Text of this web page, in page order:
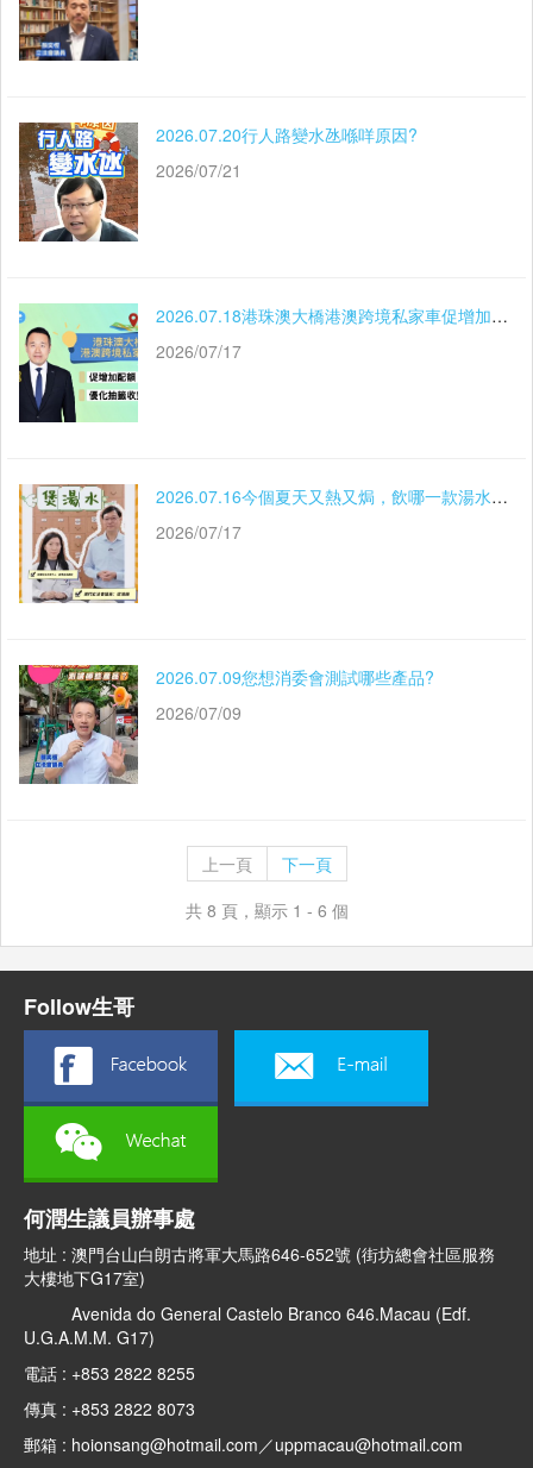
2026.07.20行人路變水氹喺咩原因?
2026/07/21
2026.07.18港珠澳大橋港澳跨境私家車促增加配額優化抽籤收費機制
2026/07/17
2026.07.16今個夏天又熱又焗，飲哪一款湯水可以消熱解暑？怎樣分自己是偏寒體質還是偏熱體質？今日梁鴻細議員與劉慧敏中醫師手把手教大家，一起來學學吧～
2026/07/17
2026.07.09您想消委會測試哪些產品?
2026/07/09
上一頁
下一頁
共 8 頁，顯示 1 - 6 個
Follow生哥
何潤生議員辦事處
地址 : 澳門台山白朗古將軍大馬路646-652號 (街坊總會社區服務
大樓地下G17室)
Avenida do General Castelo Branco 646.Macau (Edf.
U.G.A.M.M. G17)
電話 : +853 2822 8255
傳真 : +853 2822 8073
郵箱 : hoionsang@hotmail.com／uppmacau@hotmail.com